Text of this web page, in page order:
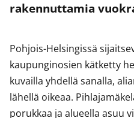
rakennuttamia
Pohjois-Helsingissä
kaupunginosien kätketty
kuvailla yhdellä sanalla,
lähellä oikeaa.
porukkaa ja alueella asuu